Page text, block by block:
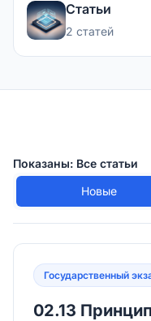
Статьи
2 статей
Показаны: Все статьи
Новые
Государственный
02.13